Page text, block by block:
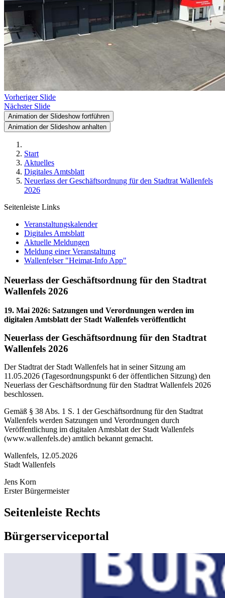
Vorheriger Slide
Nächster Slide
Animation der Slideshow fortführen
Animation der Slideshow anhalten
Start
Aktuelles
Digitales Amtsblatt
Neuerlass der Geschäftsordnung für den Stadtrat Wallenfels
2026
Seitenleiste Links
Veranstaltungskalender
Digitales Amtsblatt
Aktuelle Meldungen
Meldung einer Veranstaltung
Wallenfelser "Heimat-Info App"
Neuerlass der Geschäftsordnung für den Stadtrat
Wallenfels 2026
19. Mai 2026: Satzungen und Verordnungen werden im
digitalen Amtsblatt der Stadt Wallenfels veröffentlicht
Neuerlass der Geschäftsordnung für den Stadtrat
Wallenfels 2026
Der Stadtrat der Stadt Wallenfels hat in seiner Sitzung am
11.05.2026 (Tagesordnungspunkt 6 der öffentlichen Sitzung) den
Neuerlass der Geschäftsordnung für den Stadtrat Wallenfels 2026
beschlossen.
Gemäß § 38 Abs. 1 S. 1 der Geschäftsordnung für den Stadtrat
Wallenfels werden Satzungen und Verordnungen durch
Veröffentlichung im digitalen Amtsblatt der Stadt Wallenfels
(www.wallenfels.de) amtlich bekannt gemacht.
Wallenfels, 12.05.2026
Stadt Wallenfels
Jens Korn
Erster Bürgermeister
Seitenleiste Rechts
Bürgerserviceportal